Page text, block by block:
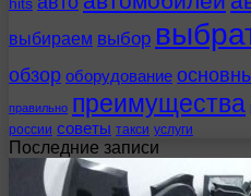
hits
выбираем выбор
обзор оборудование
правильно преимущества
россии советы такси услуги
Последние записи